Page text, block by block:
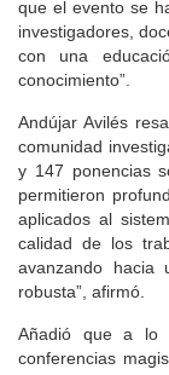
que el evento se
investigadores,
con una
conocimiento”.
Andújar Avilés
comunidad
y 147 ponencias
permitieron
aplicados al
calidad de los
avanzando hacia
robusta”, afirmó.
Añadió que a lo
conferencias